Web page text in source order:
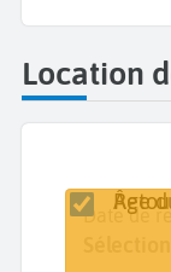
Location
Lieu de
Date de
Date de
Âge